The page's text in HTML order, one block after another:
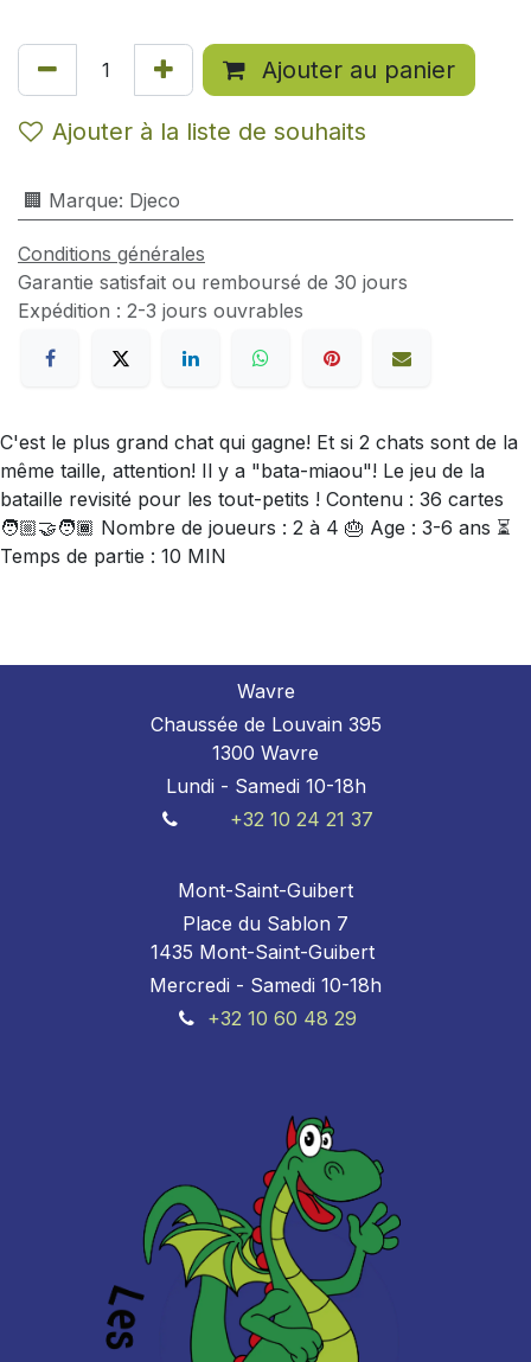
Ajouter au panier
Ajouter à la liste de souhaits
🏢 Marque: Djeco
Conditions générales
Garantie satisfait ou remboursé de 30 jours
Expédition : 2-3 jours ouvrables
C'est le plus grand chat qui gagne! Et si 2 chats sont de la
même taille, attention! Il y a "bata-miaou"! Le jeu de la
bataille revisité pour les tout-petits ! Contenu : 36 cartes
🧑🏼‍🤝‍🧑🏾 Nombre de joueurs : 2 à 4 🎂 Age : 3-6 ans ⏳
Temps de partie : 10 MIN
Wavre
Chaussée de Louvain 395
1300 Wavre
Lundi - Samedi 10-18h
+32 10 24 21 37
Mont-Saint-Guibert
Place du Sablon 7
1435 Mont-Saint-Guibert
Mercredi - Samedi 10-18h
+32 10 60 48 29